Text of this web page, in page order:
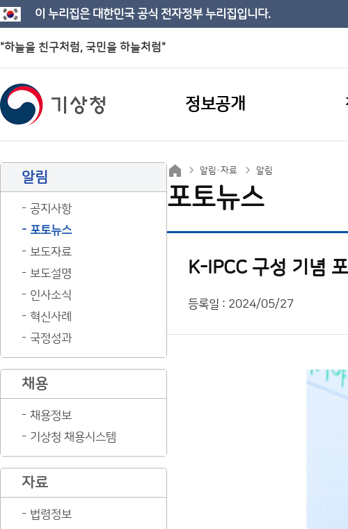
이 누리집은 대한민국 공식 전자정부 누리집입니다.
"하늘을 친구처럼, 국민을 하늘처럼"
정보공개
알림
공지사항
포토뉴스
보도자료
보도설명
인사소식
혁신사례
국정성과
채용
채용정보
기상청 채용시스템
자료
법령정보
알림·자료 알림
포토뉴스
K-IPCC 구성 기념
등록일 : 2024/05/27